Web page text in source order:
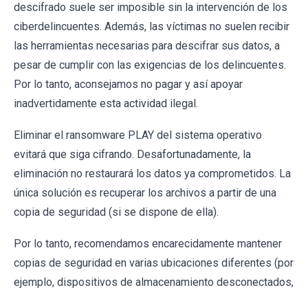
descifrado suele ser imposible sin la intervención de los
ciberdelincuentes. Además, las víctimas no suelen recibir
las herramientas necesarias para descifrar sus datos, a
pesar de cumplir con las exigencias de los delincuentes.
Por lo tanto, aconsejamos no pagar y así apoyar
inadvertidamente esta actividad ilegal.
Eliminar el ransomware PLAY del sistema operativo
evitará que siga cifrando. Desafortunadamente, la
eliminación no restaurará los datos ya comprometidos. La
única solución es recuperar los archivos a partir de una
copia de seguridad (si se dispone de ella).
Por lo tanto, recomendamos encarecidamente mantener
copias de seguridad en varias ubicaciones diferentes (por
ejemplo, dispositivos de almacenamiento desconectados,